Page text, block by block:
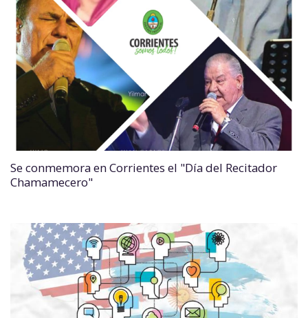
Se conmemora en Corrientes el "Día del Recitador
Chamamecero"